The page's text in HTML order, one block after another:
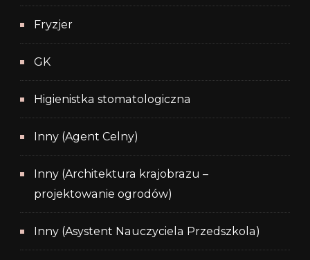
Fryzjer
GK
Higienistka stomatologiczna
Inny (Agent Celny)
Inny (Architektura krajobrazu –
projektowanie ogrodów)
Inny (Asystent Nauczyciela Przedszkola)